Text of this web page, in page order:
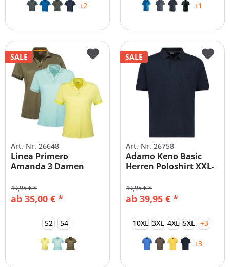
+2 +1
SALE
Art.-Nr. 26648
Linea Primero
Amanda 3 Damen
ab 35,00 € *
49,95 € *
52 54
SALE
Art.-Nr. 26758
Adamo Keno Basic
Herren Poloshirt XXL-
ab 39,95 € *
49,95 € *
10XL 3XL 4XL 5XL +3
+3